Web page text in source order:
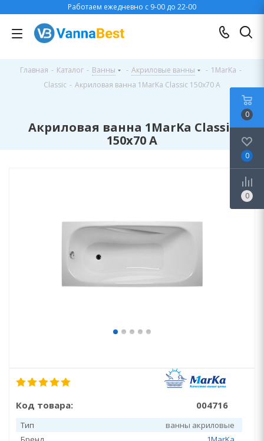
Работаем ежедневно с 9-00 до 22-00
Главная - Каталог - Ванны - Акриловые ванны - 1MarKa -
Classic - Акриловая ванна 1MarKa Classic 150х70 A
Акриловая ванна 1MarKa Classic
150х70 A
Код товара: 004716
Тип
ванны акриловые
0
0
0